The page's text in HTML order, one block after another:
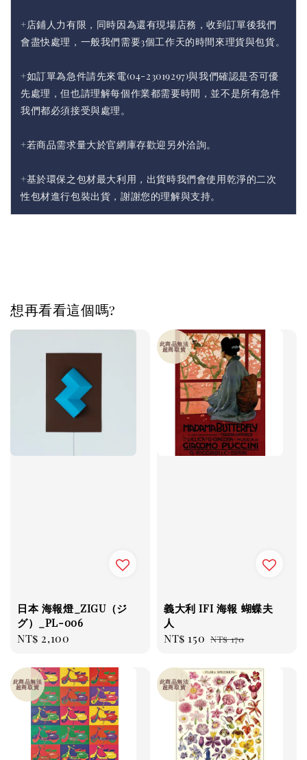
+店鋪人力有限，同時因為還有現場店務，收到訂單後我們
會盡快處理，一般我們需要3個工作天的時間來理貨與包貨。
+如訂單為急件請先來電(04-23019297)與我們確認是否可優
先處理，但也請理解每個作業都需要時間，並不是所有急件
我們都必須接受與處理。
+若商品需求量大於官網庫存歡迎另外洽詢。
+基於環保之包材最大利用，出貨時我們會使用乾淨的二次
性包材進行包裝出貨，謝謝您的理解與支持。
想再看看這個嗎?
日本 海報燈_ZIGU（ジ
グ）_PL-006
Regular
NT$ 2,100
此商品無法
超商取貨
義大利 IFI 海報 蝴蝶夫
人
Sale
NT$ 150 Regular
NT$ 170
此商品無法
超商取貨
此商品無法
超商取貨